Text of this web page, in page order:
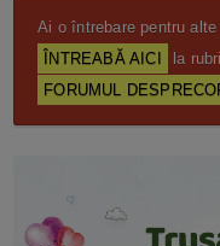
Ai o întrebare pentru
ÎNTREABĂ AICI
la
FORUMUL